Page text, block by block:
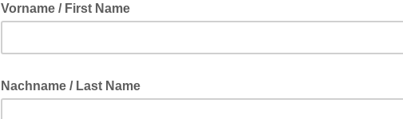
Vorname / First Name
Nachname / Last Name